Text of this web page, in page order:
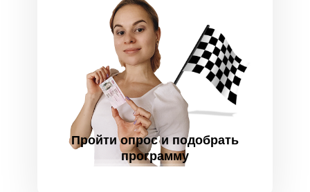
Пройти опрос и подобрать
программу